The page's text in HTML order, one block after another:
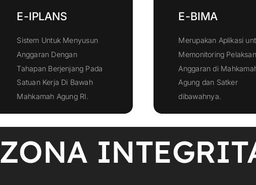
E-IPLANS
Sistem Untuk Menyusun
Anggaran Dengan
Tahapan Berjenjang Pada
Satuan Kerja Di Bawah
Mahkamah Agung RI.
Klik Disini
E-BIMA
Merupakan Aplikasi
Memonitoring
Anggaran di
Agung dan Satker
dibawahnya.
ZONA